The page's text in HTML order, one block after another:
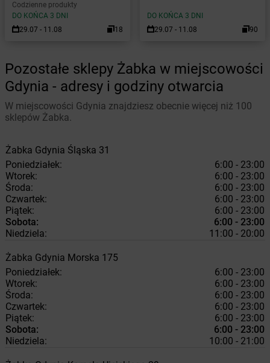
Codzienne produkty
DO KOŃCA 3 DNI
29.07 - 11.08
18
DO KOŃCA 3 DNI
29.07 - 11.08
90
Pozostałe sklepy Żabka w miejscowości
Gdynia - adresy i godziny otwarcia
W miejscowości Gdynia znajdziesz obecnie więcej niż 100
sklepów Żabka.
Żabka Gdynia Śląska 31
Poniedziałek:
6:00 - 23:00
Wtorek:
6:00 - 23:00
Środa:
6:00 - 23:00
Czwartek:
6:00 - 23:00
Piątek:
6:00 - 23:00
Sobota:
6:00 - 23:00
Niedziela:
11:00 - 20:00
Żabka Gdynia Morska 175
Poniedziałek:
6:00 - 23:00
Wtorek:
6:00 - 23:00
Środa:
6:00 - 23:00
Czwartek:
6:00 - 23:00
Piątek:
6:00 - 23:00
Sobota:
6:00 - 23:00
Niedziela:
10:00 - 21:00